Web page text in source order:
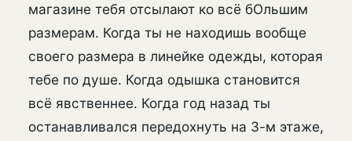
магазине тебя отсылают ко всё бОльшим
размерам. Когда ты не находишь вообще
своего размера в линейке одежды, которая
тебе по душе. Когда одышка становится
всё явственнее. Когда год назад ты
останавливался передохнуть на 3-м этаже,